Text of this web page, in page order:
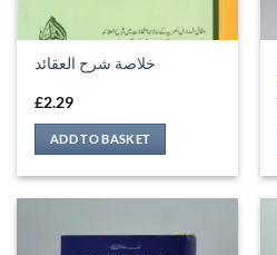
خلاصة شرح العقائد
£2.29
ADD TO BASKET